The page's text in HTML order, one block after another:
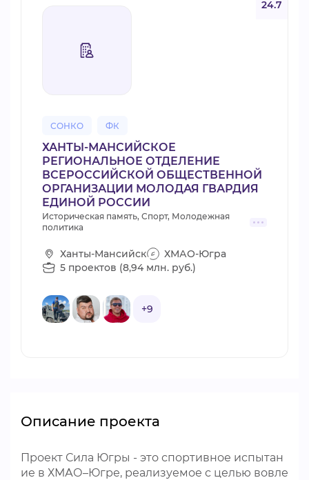
СОНКО ФК
24.7
ХАНТЫ-МАНСИЙСКОЕ
РЕГИОНАЛЬНОЕ ОТДЕЛЕНИЕ
ВСЕРОССИЙСКОЙ ОБЩЕСТВЕННОЙ
ОРГАНИЗАЦИИ МОЛОДАЯ ГВАРДИЯ
ЕДИНОЙ РОССИИ
Историческая память, Спорт, Молодежная
политика
Ханты-Мансийск
ХМАО-Югра
5 проектов (8,94 млн. руб.)
+9
Описание проекта
Проект Сила Югры - это спортивное испытан
ие в ХМАО–Югре, реализуемое с целью вовле